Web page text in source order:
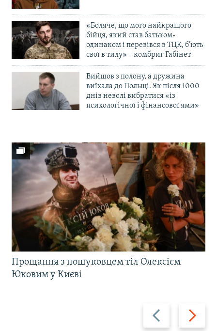
«Боляче, що мого найкращого
бійця, який став батьком-
одинаком і перевівся в ТЦК, б’ють
свої в тилу» – комбриг Габінет
Вийшов з полону, а дружина
виїхала до Польщі. Як після 1000
днів неволі вибратися «із
психологічної і фінансової ями»
Назад Вперед
Прощання з пошуковцем тіл Олексієм
Юковим у Києві